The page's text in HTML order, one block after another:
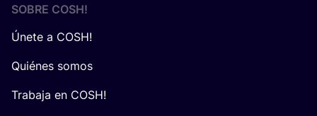
SOBRE COSH!
Únete a COSH!
Quiénes somos
Trabaja en COSH!